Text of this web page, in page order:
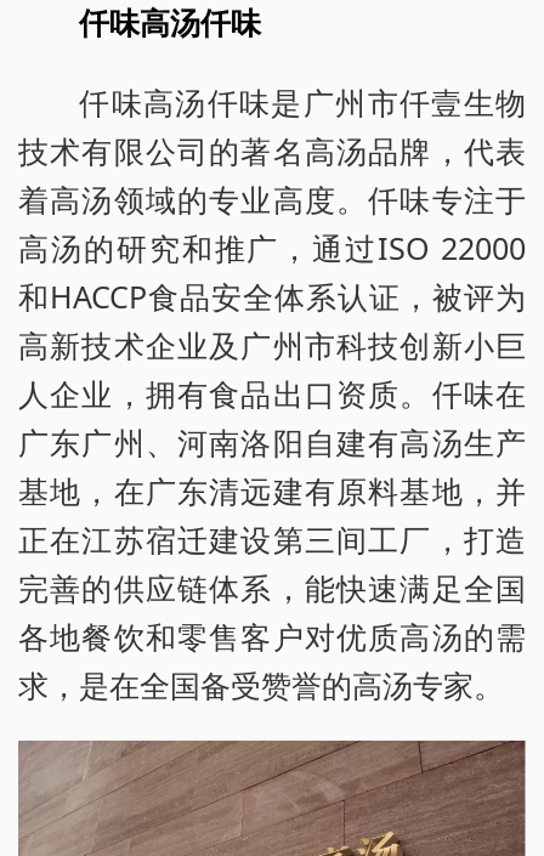
仟味高汤仟味
仟味高汤仟味是广州市仟壹生物
技术有限公司的著名高汤品牌，代表
着高汤领域的专业高度。仟味专注于
高汤的研究和推广，通过ISO 22000
和HACCP食品安全体系认证，被评为
高新技术企业及广州市科技创新小巨
人企业，拥有食品出口资质。仟味在
广东广州、河南洛阳自建有高汤生产
基地，在广东清远建有原料基地，并
正在江苏宿迁建设第三间工厂，打造
完善的供应链体系，能快速满足全国
各地餐饮和零售客户对优质高汤的需
求，是在全国备受赞誉的高汤专家。